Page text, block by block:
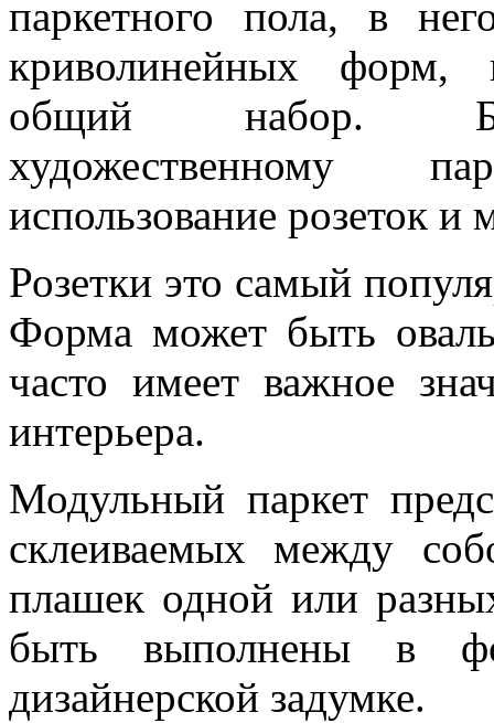
паркетного пола, в
криволинейных форм,
общий набор.
художественному
использование розеток и
Розетки это самый
Форма может быть
часто имеет важное
интерьера.
Модульный паркет
склеиваемых между
плашек одной или
быть выполнены в
дизайнерской задумке.